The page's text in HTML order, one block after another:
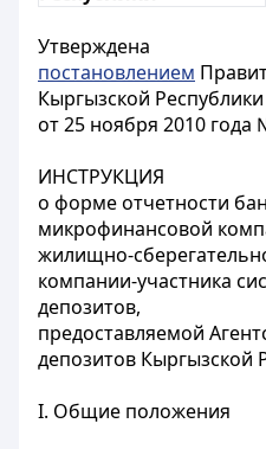
Утверждена
постановлением
Кыргызской Республики
от 25 ноября 2010 года
ИНСТРУКЦИЯ
о форме отчетности
микрофинансовой
жилищно-
компании-участника
депозитов,
предоставляемой
депозитов Кыргызской
I. Общие положения